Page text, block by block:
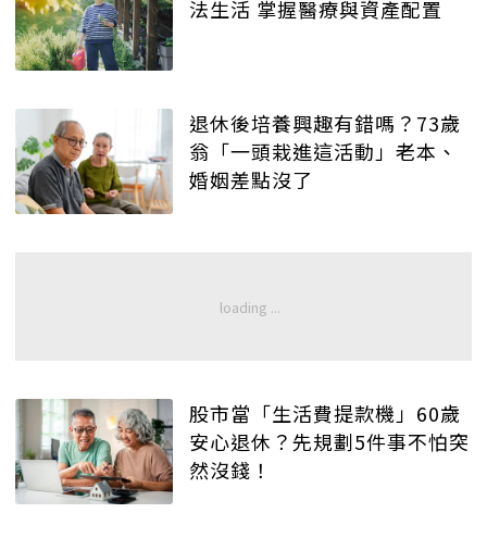
法生活 掌握醫療與資產配置
退休後培養興趣有錯嗎？73歲
翁「一頭栽進這活動」老本、
婚姻差點沒了
股市當「生活費提款機」60歲
安心退休？先規劃5件事不怕突
然沒錢！